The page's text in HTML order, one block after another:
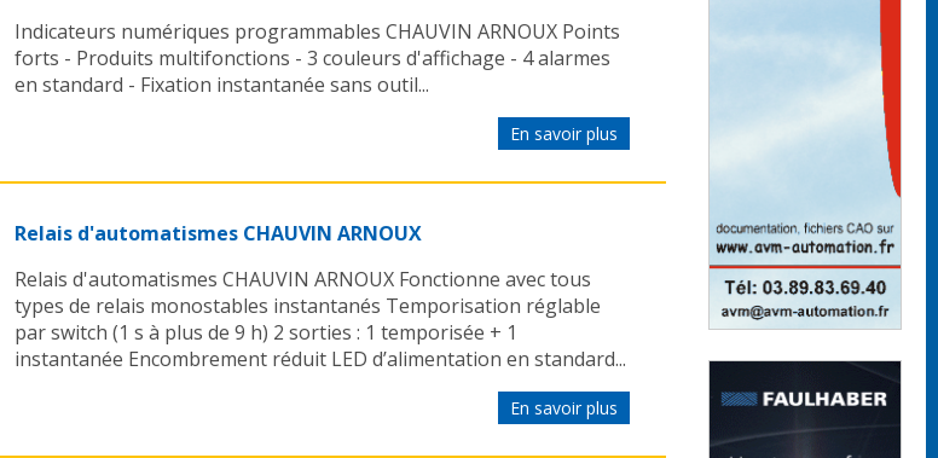
Indicateurs numériques programmables CHAUVIN ARNOUX Points
forts - Produits multifonctions - 3 couleurs d'affichage - 4 alarmes
en standard - Fixation instantanée sans outil...
En savoir plus
Relais d'automatismes CHAUVIN ARNOUX
Relais d'automatismes CHAUVIN ARNOUX Fonctionne avec tous
types de relais monostables instantanés Temporisation réglable
par switch (1 s à plus de 9 h) 2 sorties : 1 temporisée + 1
instantanée Encombrement réduit LED d’alimentation en standard...
En savoir plus